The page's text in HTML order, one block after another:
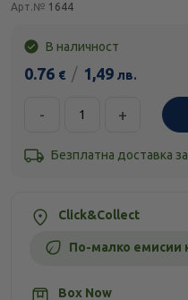
Арт.№ 1644
В наличност
0.76 € / 1,49 лв.
- +
Безплатна доставка
Click&Collect
По-малко емисии
Box Now